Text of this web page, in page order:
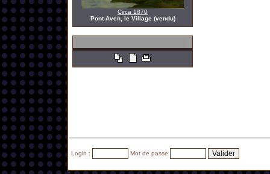
Circa 1870
Pont-Aven, le Village (vendu)
Login : Mot de passe